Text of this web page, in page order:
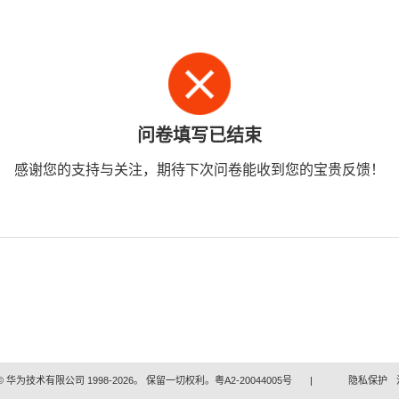
问卷填写已结束
感谢您的支持与关注，期待下次问卷能收到您的宝贵反馈！
华为技术有限公司 1998-2026。 保留一切权利。粤A2-20044005号 | 隐私保护